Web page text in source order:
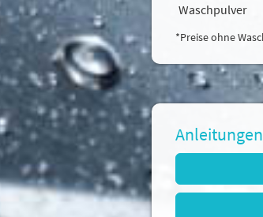
Waschpulver
*Preise ohne